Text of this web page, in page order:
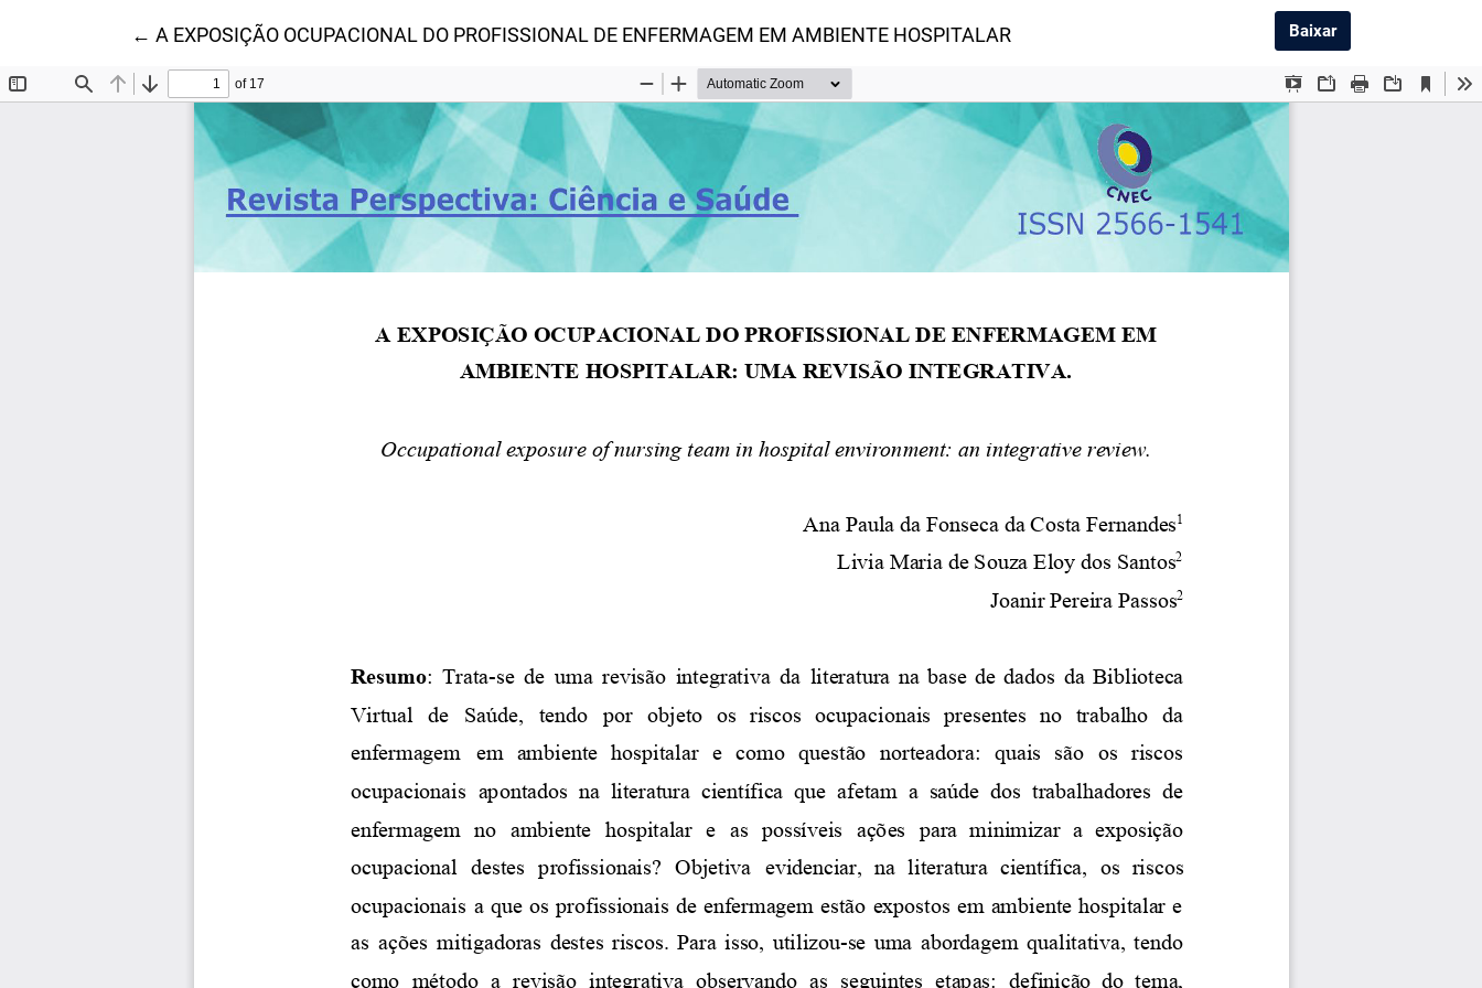
←Voltar aos Detalhes do Artigo
A EXPOSIÇÃO OCUPACIONAL DO PROFISSIONAL DE ENFERMAGEM EM AMBIENTE HOSPITALAR BaixarBaixar PDF